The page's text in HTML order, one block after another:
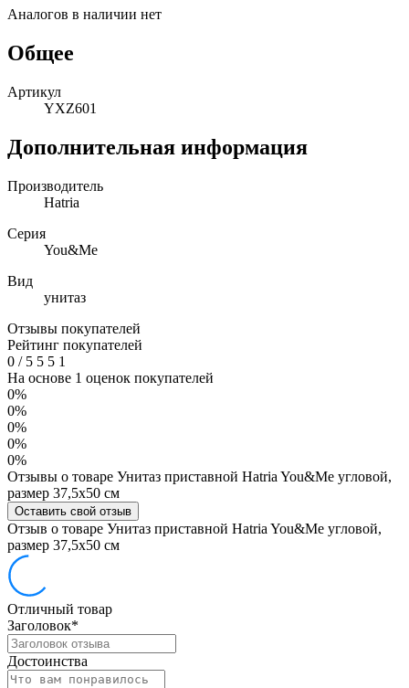
Аналогов в наличии нет
Общее
Артикул
YXZ601
Дополнительная информация
Производитель
Hatria
Серия
You&Me
Вид
унитаз
Отзывы покупателей
Рейтинг покупателей
0 /5 5 5 1
На основе 1 оценок покупателей
0%
0%
0%
0%
0%
Отзывы о товаре Унитаз приставной Hatria You&Me угловой,
размер 37,5х50 см
Оставить свой отзыв
Отзыв о товаре Унитаз приставной Hatria You&Me угловой,
размер 37,5х50 см
Отличный товар
Заголовок*
Достоинства